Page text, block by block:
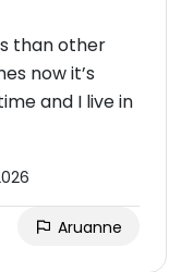
than other
now it’s
and I live in
Aruanne